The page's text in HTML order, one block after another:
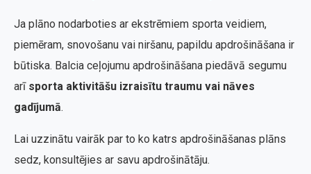
Ja plāno nodarboties ar ekstrēmiem sporta veidiem,
piemēram, snovošanu vai niršanu, papildu apdrošināšana ir
būtiska. Balcia ceļojumu apdrošināšana piedāvā segumu
arī sporta aktivitāšu izraisītu traumu vai nāves
gadījumā.
Lai uzzinātu vairāk par to ko katrs apdrošināšanas plāns
sedz, konsultējies ar savu apdrošinātāju.